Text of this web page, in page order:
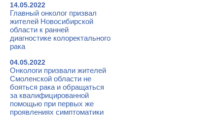
14.05.2022
Главный онколог призвал
жителей Новосибирской
области к ранней
диагностике колоректального
рака
04.05.2022
Онкологи призвали жителей
Смоленской области не
бояться рака и обращаться
за квалифицированной
помощью при первых же
проявлениях симптоматики